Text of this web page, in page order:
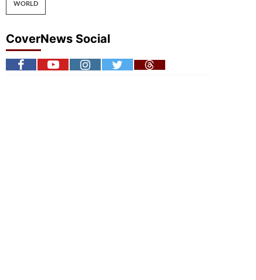
WORLD
CoverNews Social